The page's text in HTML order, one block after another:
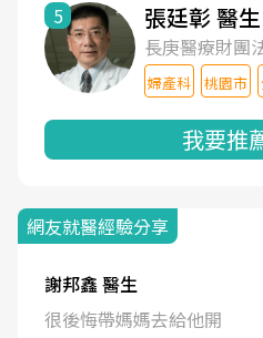
5 張廷彰 醫生
長庚醫療財團
婦產科 桃園市
我要推
網友就醫經驗分享
謝邦鑫 醫生
很後悔帶媽媽去給他開